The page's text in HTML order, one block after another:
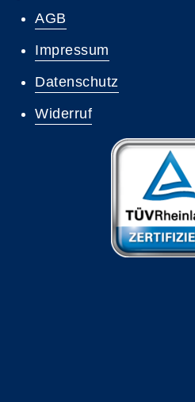
AGB
Impressum
Datenschutz
Widerruf